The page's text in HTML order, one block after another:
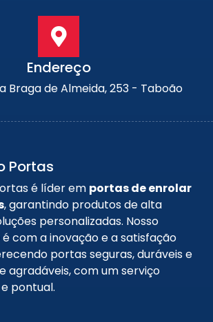
Endereço
Braga de Almeida, 253 - Taboão
Portas
é líder em portas de enrolar
, garantindo produtos de alta
personalizadas. Nosso
com a inovação e a satisfação
portas seguras, duráveis e
agradáveis, com um serviço
pontual.